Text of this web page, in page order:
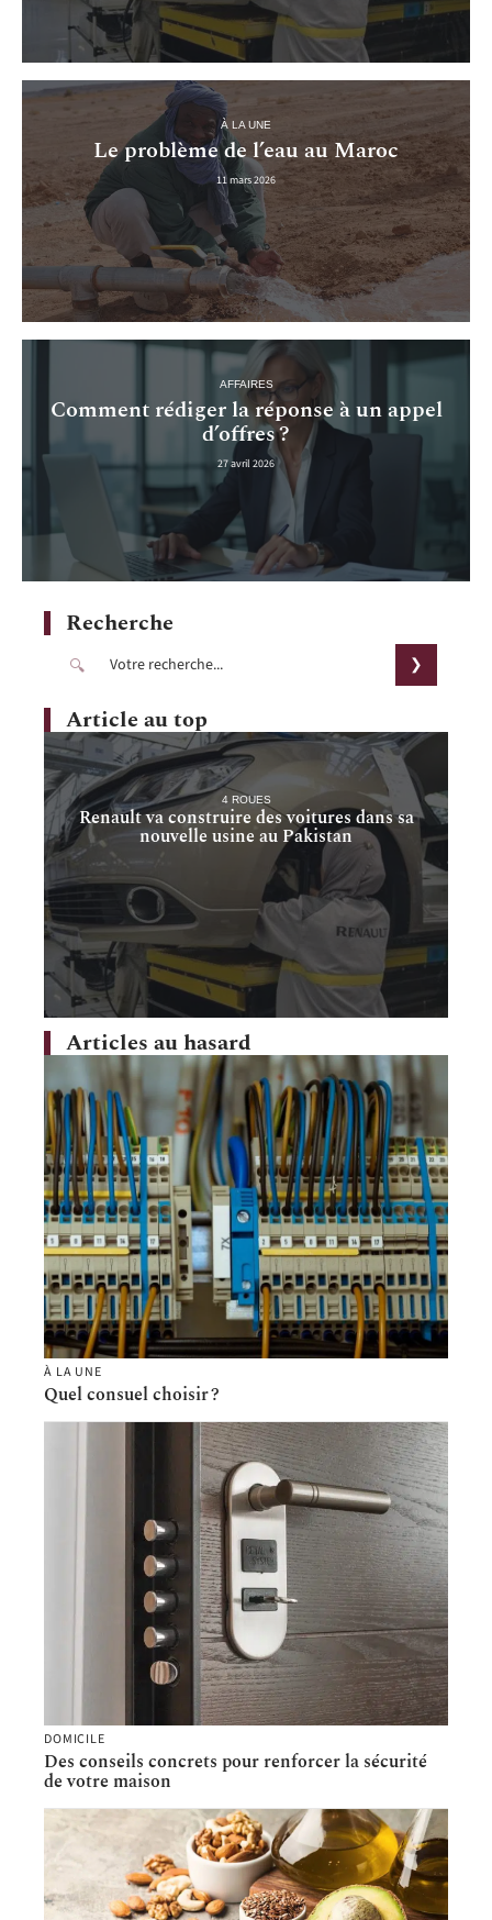
À LA UNE
Le problème de l’eau au Maroc
11 mars 2026
AFFAIRES
Comment rédiger la réponse à un appel
d’offres ?
27 avril 2026
Recherche
Article au top
4 ROUES
Renault va construire des voitures dans sa
nouvelle usine au Pakistan
Articles au hasard
À LA UNE
Quel consuel choisir ?
DOMICILE
Des conseils concrets pour renforcer la sécurité
de votre maison